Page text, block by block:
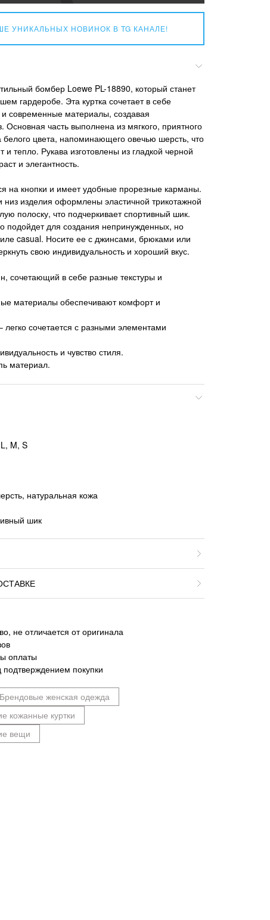
УНИКАЛЬНЫХ НОВИНОК В TG КАНАЛЕ!
бомбер Loewe PL-18890, который станет
гардеробе. Эта куртка сочетает в себе
и современные материалы, создавая
Основная часть выполнена из мягкого, приятного
цвета, напоминающего овечью шерсть, что
тепло. Рукава изготовлены из гладкой черной
и элегантность.
на кнопки и имеет удобные прорезные карманы.
низ изделия оформлены эластичной трикотажной
полоску, что подчеркивает спортивный шик.
подойдет для создания непринужденных, но
casual. Носите ее с джинсами, брюками или
свою индивидуальность и хороший вкус.
сочетающий в себе разные текстуры и
материалы обеспечивают комфорт и
легко сочетается с разными элементами
и чувство стиля.
материал.
M, S
натуральная кожа
шик
не отличается от оригинала
оплаты
покупки
Брендовые женская одежда
кожанные куртки
вещи